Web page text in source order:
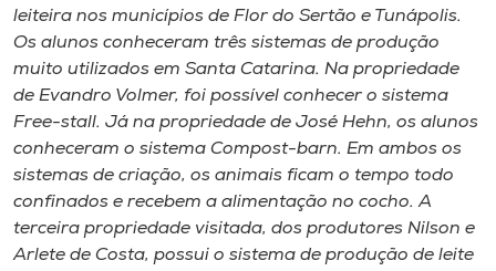
leiteira nos municípios de Flor do Sertão e Tunápolis.
Os alunos conheceram três sistemas de produção
muito utilizados em Santa Catarina. Na propriedade
de Evandro Volmer, foi possível conhecer o sistema
Free-stall. Já na propriedade de José Hehn, os alunos
conheceram o sistema Compost-barn. Em ambos os
sistemas de criação, os animais ficam o tempo todo
confinados e recebem a alimentação no cocho. A
terceira propriedade visitada, dos produtores Nilson e
Arlete de Costa, possui o sistema de produção de leite